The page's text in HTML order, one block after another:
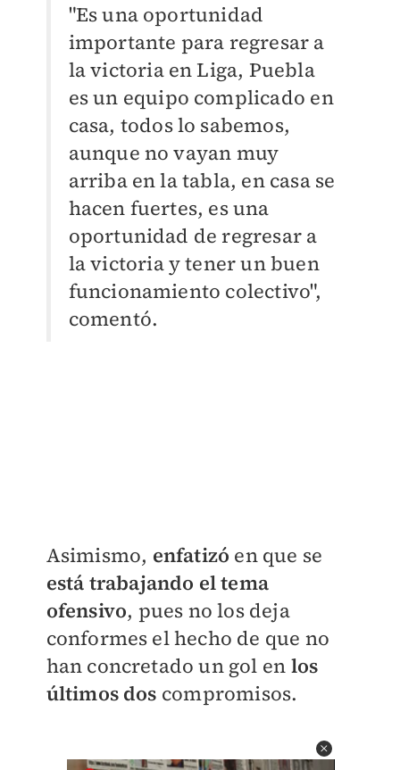
"Es una oportunidad
importante para regresar a
la victoria en Liga, Puebla
es un equipo complicado en
casa, todos lo sabemos,
aunque no vayan muy
arriba en la tabla, en casa se
hacen fuertes, es una
oportunidad de regresar a
la victoria y tener un buen
funcionamiento colectivo",
comentó.
Asimismo, enfatizó en que se
está trabajando el tema
ofensivo, pues no los deja
conformes el hecho de que no
han concretado un gol en los
últimos dos compromisos.